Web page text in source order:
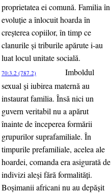
proprietatea ei comună. Familia în
evoluţie a înlocuit hoarda în
creşterea copiilor, în timp ce
clanurile şi triburile apărute i-au
luat locul unitate socială.
70:3.2 (787.2)
Imboldul
sexual şi iubirea maternă au
instaurat familia. Însă nici un
guvern veritabil nu a apărut
înainte de începerea formării
grupurilor suprafamiliale. În
timpurile prefamiliale, acelea ale
hoardei, comanda era asigurată de
indivizi aleşi fără formalităţi.
Boşimanii africani nu au depăşit